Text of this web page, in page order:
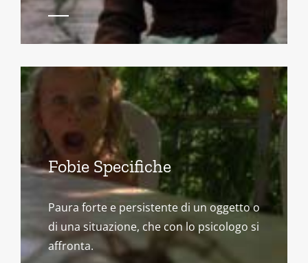
Fobie Specifiche
Paura forte e persistente di un oggetto o
di una situazione, che con lo psicologo si
affronta.